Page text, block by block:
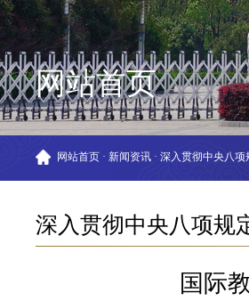
网站首页
网站首页 · 新闻资讯 · 深入贯彻中央八
深入贯彻中央八项规
国际